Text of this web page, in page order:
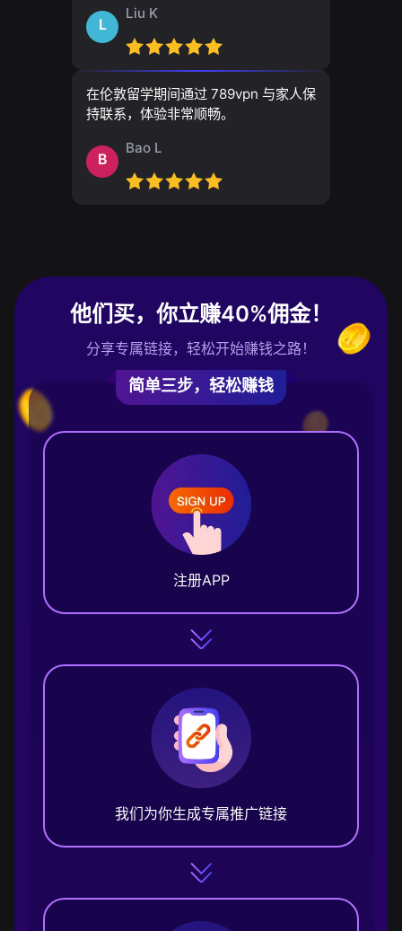
L
Liu K
在伦敦留学期间通过 789vpn 与家人保
持联系，体验非常顺畅。
B
Bao L
他们买，你立赚40%佣金！
分享专属链接，轻松开始赚钱之路！
简单三步，轻松赚钱
注册APP
我们为你生成专属推广链接